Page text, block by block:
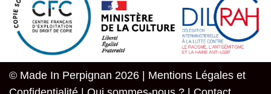
© Made In Perpignan 2026 | Mentions Légales et